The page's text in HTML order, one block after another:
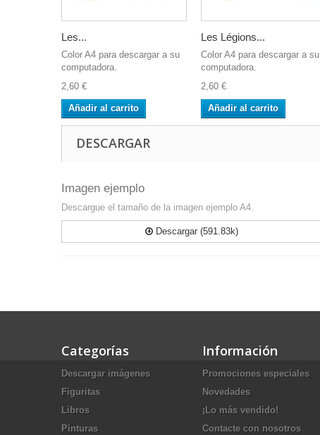
Les...
Color A4 para descargar a su
computadora.
2,60 €
Añadir al carrito
Les Légions...
Color A4 para descargar a su
computadora.
2,60 €
Añadir al carrito
DESCARGAR
Imagen ejemplo
Descargue el tamaño de la imagen ejemplo A4.
Descargar (591.83k)
Categorías
Descargar imágenes
Figuritas
Libros
Pinturas
Información
Promociones especiales
Novedades
¡Lo más vendido!
Contacte con nosotros